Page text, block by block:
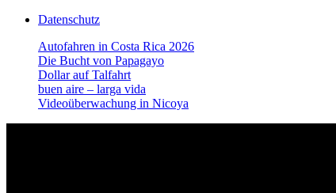
Datenschutz
Autofahren in Costa Rica 2026
Die Bucht von Papagayo
Dollar auf Talfahrt
buen aire – larga vida
Videoüberwachung in Nicoya